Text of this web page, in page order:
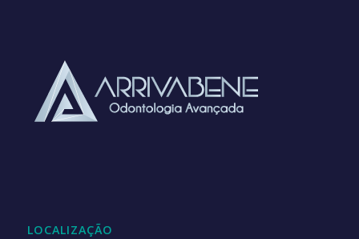
LOCALIZAÇÃO